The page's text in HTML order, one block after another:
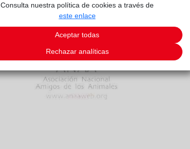
Consulta nuestra política de cookies a través de
este enlace
Aceptar todas
Rechazar analíticas